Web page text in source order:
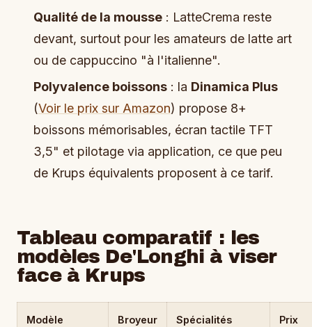
Qualité de la mousse : LatteCrema reste
devant, surtout pour les amateurs de latte art
ou de cappuccino "à l'italienne".
Polyvalence boissons : la Dinamica Plus
(Voir le prix sur Amazon) propose 8+
boissons mémorisables, écran tactile TFT
3,5" et pilotage via application, ce que peu
de Krups équivalents proposent à ce tarif.
Tableau comparatif : les
modèles De'Longhi à viser
face à Krups
Modèle Broyeur Spécialités Prix